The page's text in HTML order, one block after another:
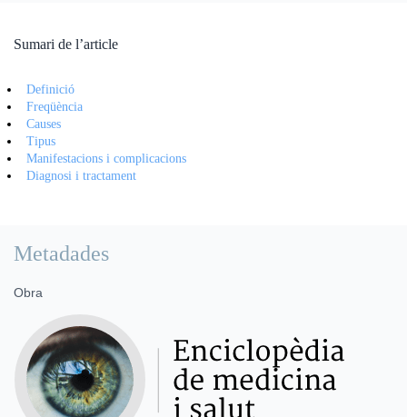
Sumari de l’article
Definició
Freqüència
Causes
Tipus
Manifestacions i complicacions
Diagnosi i tractament
Metadades
Obra